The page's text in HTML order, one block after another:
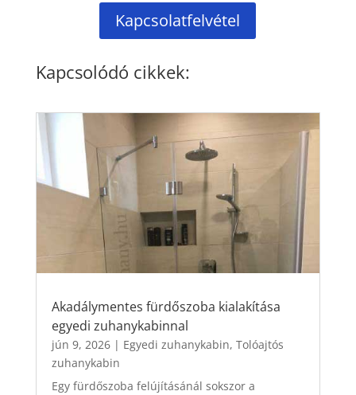
Kapcsolatfelvétel
Kapcsolódó cikkek:
Akadálymentes fürdőszoba kialakítása
egyedi zuhanykabinnal
jún 9, 2026| Egyedi zuhanykabin, Tolóajtós
zuhanykabin
Egy fürdőszoba felújításánál sokszor a